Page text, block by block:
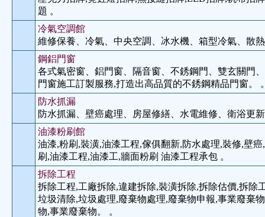
題 。
冷氣空調館
維修保養、冷氣、中央空調、冰水機、箱型冷氣、散
鋼鋁門窗
各式氣密窗、鋁門窗、隔音窗、不銹鋼門、雙玄關門
門窗施工訂製服務,打造出高品質的不銹鋼精品門窗。
防水抓漏
防水抓漏、壁癌處理、房屋修繕、水電維修、衛浴更
油漆粉刷館
油漆,粉刷,裝潢,油漆工程,傢俱翻新,防水處理,裝修,壁
刷,油漆工程,油漆工,牆面粉刷 油漆工程承包 。
拆除工程
拆除工程,工廠拆除,違建拆除,裝潢拆除,拆除估價,拆除
垃圾清除,垃圾處理,廢棄物處理,廢棄物申報,事業廢棄
物,事業廢棄物。 。